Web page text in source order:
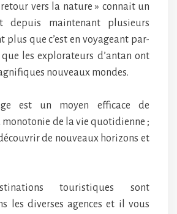
retour vers la nature » connait un
depuis maintenant plusieurs
plus que c’est en voyageant par-
les explorateurs d’antan ont
nouveaux mondes.
est un moyen efficace de
monotonie de la vie quotidienne ;
de nouveaux horizons et
touristiques sont
les diverses agences et il vous